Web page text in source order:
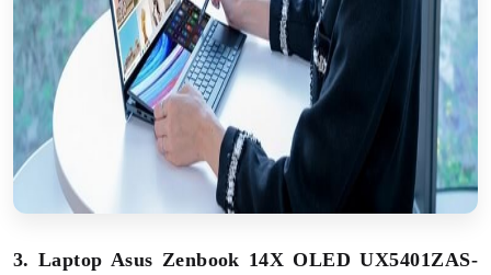
3. Laptop Asus Zenbook 14X OLED UX5401ZAS-